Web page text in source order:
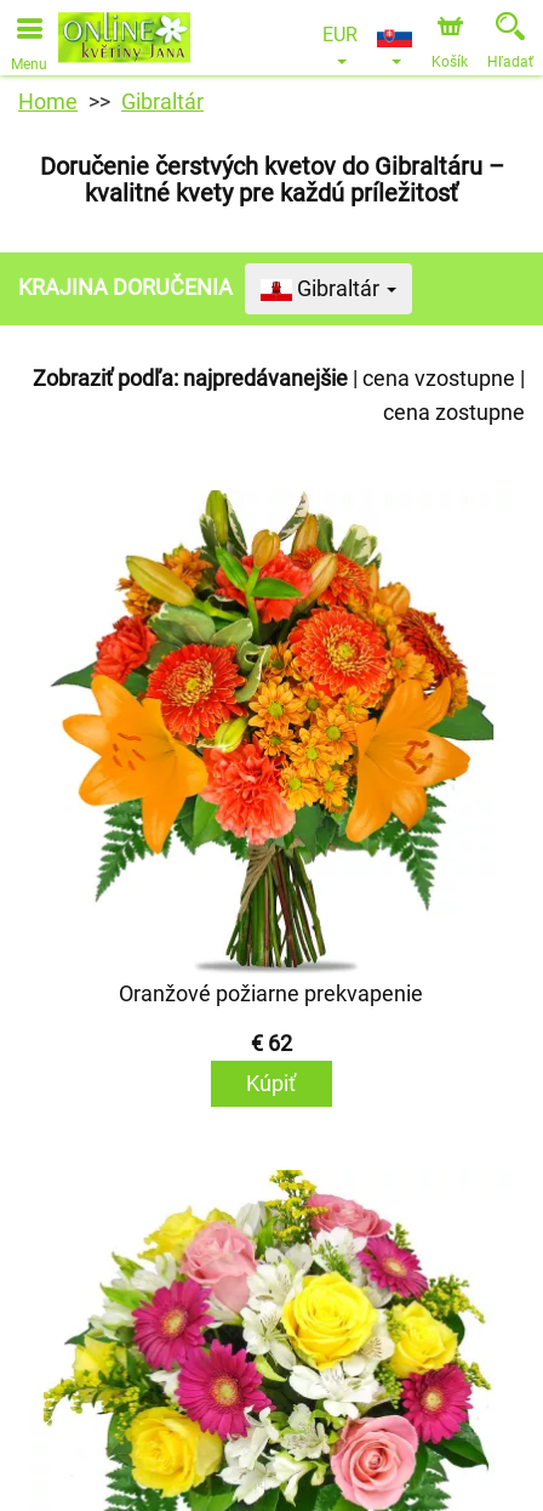
Menu
EUR
Košík Hľadať
Home Gibraltár
Doručenie čerstvých kvetov do Gibraltáru –
kvalitné kvety pre každú príležitosť
KRAJINA DORUČENIA Gibraltár
Zobraziť podľa: najpredávanejšie | cena vzostupne |
cena zostupne
Oranžové požiarne prekvapenie
€ 62
Kúpiť